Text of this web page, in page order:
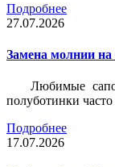
Подробнее
27.07.2026
Замена молнии
Любимые
полуботинки
Подробнее
17.07.2026